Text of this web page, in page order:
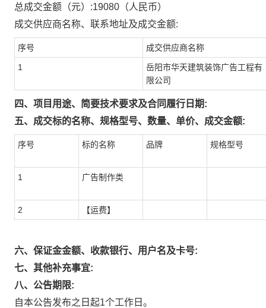
总成交金额（元）:19080 （人民币）
成交供应商名称、联系地址及成交金额:
序号 成交供应商名称
1
岳阳市华天建筑装饰广告工程有
限公司
四、项目用途、简要技术要求及合同履行日期:
五、成交标的名称、规格型号、数量、单价、成交金额:
序号 标的名称 品牌 规格型号
1 广告制作类
2 【运费】
六、保证金金额、收款银行、用户名及卡号:
七、其他补充事宜:
八、公告期限:
自本公告发布之日起1个工作日。